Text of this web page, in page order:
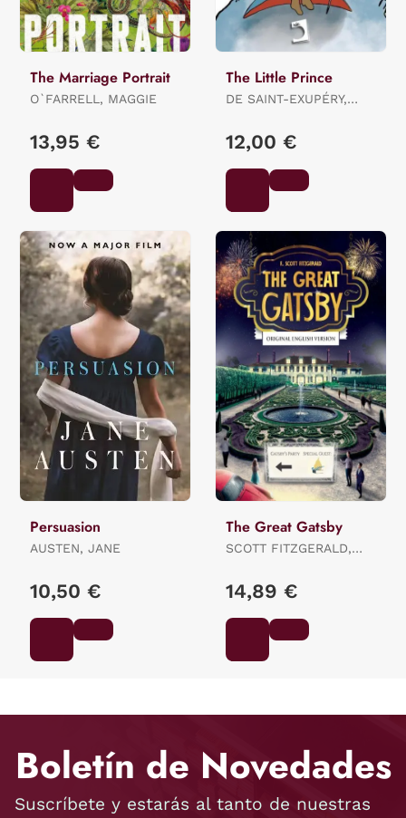
The Marriage Portrait
O`FARRELL, MAGGIE
13,95 €
The Little Prince
DE SAINT-EXUPÉRY,
12,00 €
Persuasion
AUSTEN, JANE
10,50 €
The Great Gatsby
SCOTT FITZGERALD,
14,89 €
Boletín de Novedades
Suscríbete y estarás al tanto de nuestras